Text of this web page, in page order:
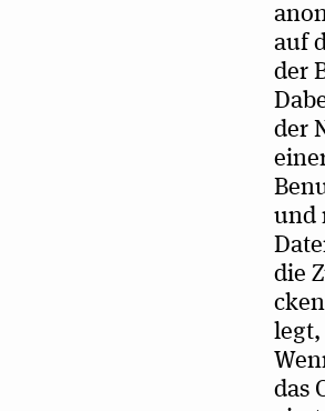
auf
der
der
und
die
legt,
das